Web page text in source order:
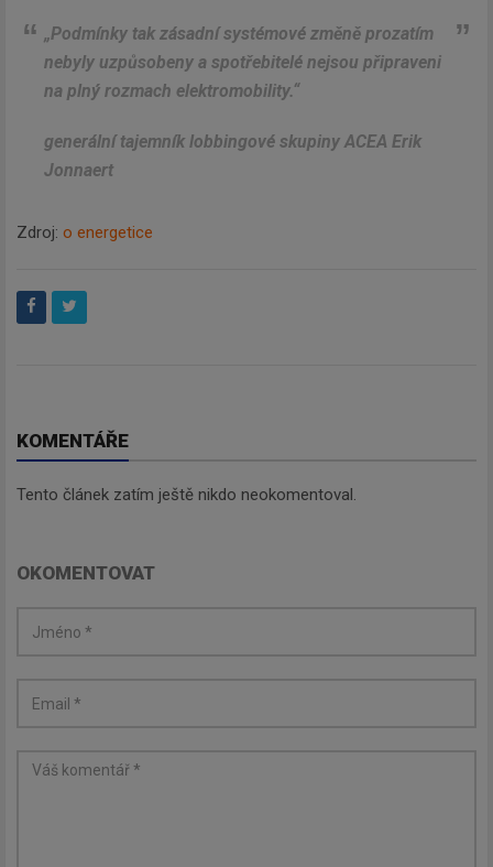
„Podmínky tak zásadní systémové změně prozatím
nebyly uzpůsobeny a spotřebitelé nejsou připraveni
na plný rozmach elektromobility.“
generální tajemník lobbingové skupiny ACEA Erik
Jonnaert
Zdroj: o energetice
KOMENTÁŘE
Tento článek zatím ještě nikdo neokomentoval.
OKOMENTOVAT
Newsletter